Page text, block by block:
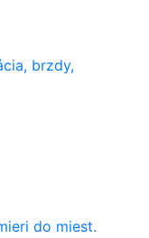
brzdy,
do miest.